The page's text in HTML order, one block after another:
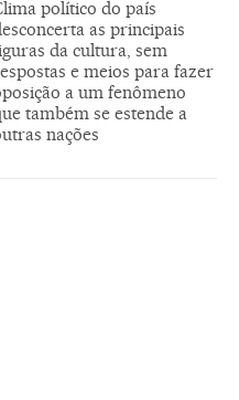
político do país
as principais
da cultura, sem
e meios para fazer
a um fenômeno
também se estende a
nações